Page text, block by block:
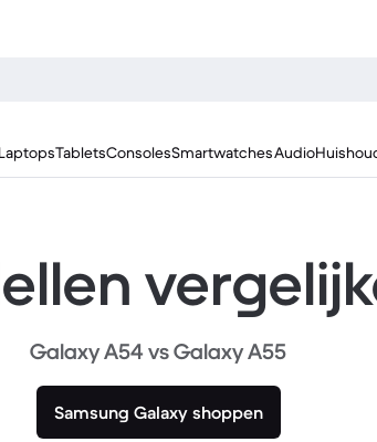
LaptopsTabletsConsolesSmartwatchesAudio
Galaxy A54 vs Galaxy A55
Samsung Galaxy shoppen